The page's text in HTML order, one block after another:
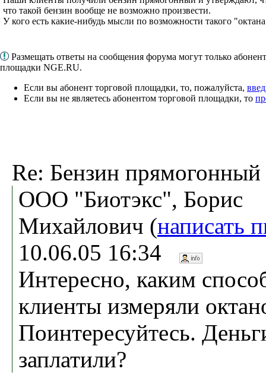
что такой бензин вообще не возможно произвести.
У кого есть какие-нибудь мысли по возможности такого
Размещать ответы на сообщения форума могут только
площадки NGE.RU.
Если вы абонент торговой площадки, то, пожалуйста,
Если вы не являетесь абонентом торговой площадки, то
Re: Бензин прямогонный
ООО "Биотэкс", Борис
Михайлович (написать
10.06.05 16:34
Интересно, каким
клиенты измеряли
Поинтересуйтесь.
заплатили?